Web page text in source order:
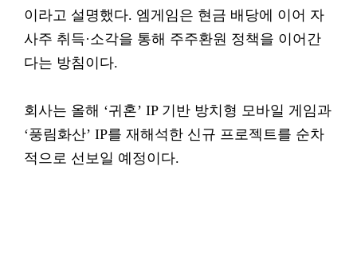
이라고 설명했다. 엠게임은 현금 배당에 이어 자
사주 취득·소각을 통해 주주환원 정책을 이어간
다는 방침이다.
회사는 올해 ‘귀혼’ IP 기반 방치형 모바일 게임과
‘풍림화산’ IP를 재해석한 신규 프로젝트를 순차
적으로 선보일 예정이다.